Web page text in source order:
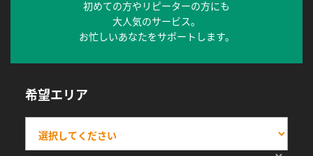
初めての方やリピーターの方にも
大人気のサービス。
お忙しいあなたをサポートします。
希望エリア